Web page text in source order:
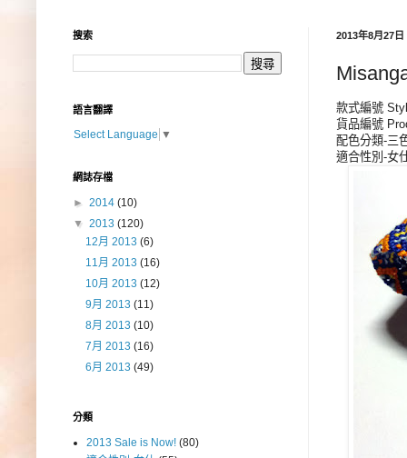
2013年8月27日
款式編號
貨品編號
配色分類-三
適合性別-女
搜索
語言翻譯
Select Language ▼
網誌存檔
► 2014 (10)
▼ 2013 (120)
12月 2013(6)
11月 2013(16)
10月 2013(12)
9月 2013(11)
8月 2013(10)
7月 2013(16)
6月 2013(49)
分類
2013 Sale is Now! (80)